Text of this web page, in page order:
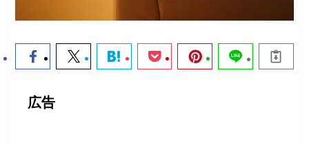
広告